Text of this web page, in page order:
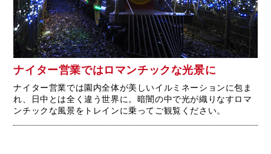
ナイター営業ではロマンチックな光景に
ナイター営業では園内全体が美しいイルミネーションに包ま
れ、日中とは全く違う世界に。暗闇の中で光が織りなすロマ
ンチックな風景をトレインに乗ってご観覧ください。